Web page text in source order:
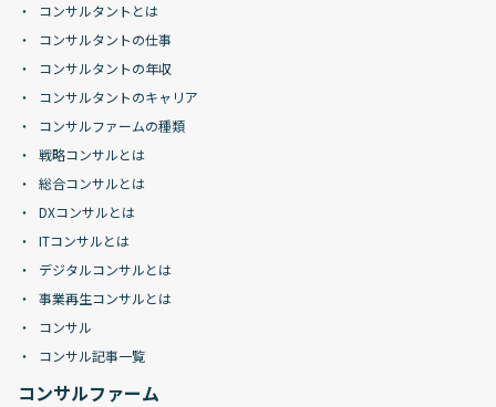
コンサルタントとは
コンサルタントの仕事
コンサルタントの年収
コンサルタントのキャリア
コンサルファームの種類
戦略コンサルとは
総合コンサルとは
DXコンサルとは
ITコンサルとは
デジタルコンサルとは
事業再生コンサルとは
コンサル
コンサル記事一覧
コンサルファーム